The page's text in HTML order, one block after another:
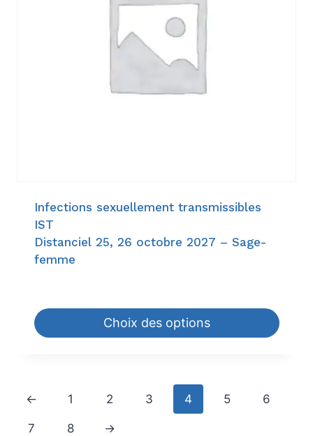
Infections sexuellement transmissibles
IST
Distanciel 25, 26 octobre 2027 – Sage-
femme
Choix des options
← 1 2 3 4 5 6
7 8 →